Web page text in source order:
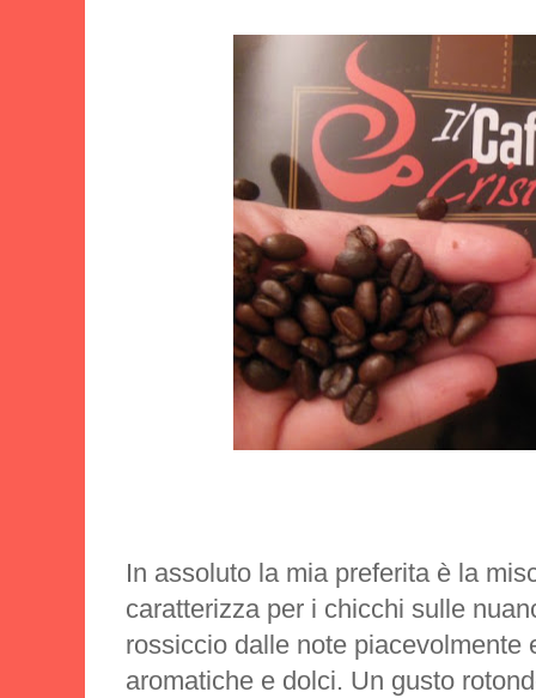
In assoluto la mia preferita è la
caratterizza per i chicchi sulle
rossiccio dalle note piacevolmente
aromatiche e dolci. Un gusto